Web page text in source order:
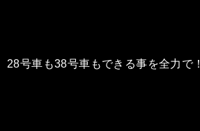
28号車も38号車もできる事を全力で！